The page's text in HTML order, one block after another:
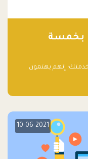
بخمسة
إنهم يهتمون
10-06-2021